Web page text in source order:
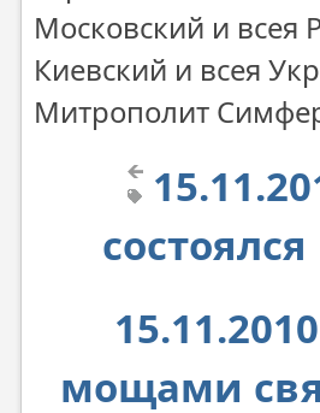
Московский и
Киевский и всея
Митрополит
мощами